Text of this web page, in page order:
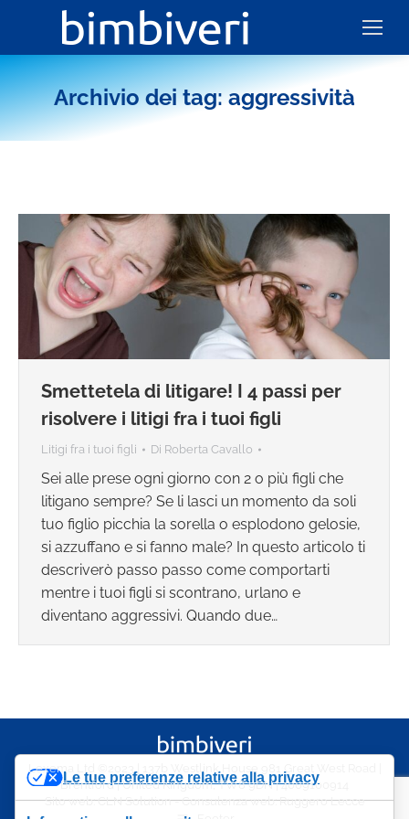
Archivio dei tag:aggressività
Smettetela di litigare! I 4 passi per
risolvere i litigi fra i tuoi figli
Litigi fra i tuoi figli Di Roberta Cavallo
Sei alle prese ogni giorno con 2 o più figli che
litigano sempre? Se li lasci un momento da soli
tuo figlio picchia la sorella o esplodono gelosie,
si azzuffano e si fanno male? In questo articolo ti
descriverò passo passo come comportarti
mentre i tuoi figli si scontrano, urlano e
diventano aggressivi. Quando due…
Lexema Ltd ©2023 | 137b Westlink House 981 Great West Road |
Brentford | United Kingdom, TW8 9DN | 4009100914
Sito web:CLN Solution- Consulenza web:Ruggero Lecce
Le tue preferenze relative alla privacy